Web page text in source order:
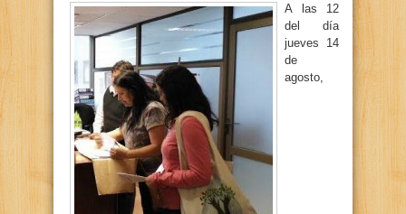
A las 12
del día
jueves 14
de
agosto,